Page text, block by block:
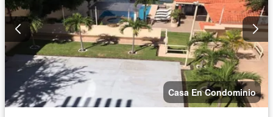
Casa En Condominio